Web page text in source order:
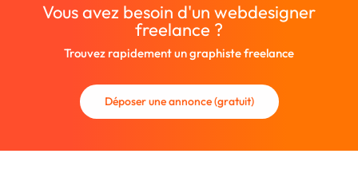
Vous avez besoin d'un webdesigner
freelance ?
Trouvez rapidement un graphiste freelance
Déposer une annonce (gratuit)